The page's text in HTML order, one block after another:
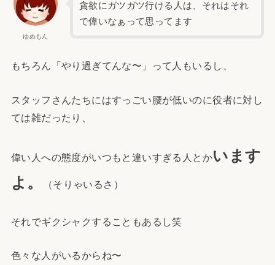
ゆめもん
貪欲にガツガツ行ける人は、それはそれ
で偉いなぁって思ってます
もちろん「やり過ぎてんな〜」って人もいるし、
スタッフさんたちにはすっごい腰が低いのに役者に対し
ては雑だったり、
偉い人への態度がいつもと違いすぎる人とかいます
よ。
（そりゃいるさ）
それでギクシャクすることもあるし笑
色々な人がいるからね〜